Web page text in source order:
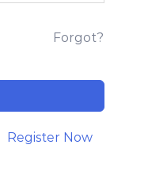
Forgot?
Register Now